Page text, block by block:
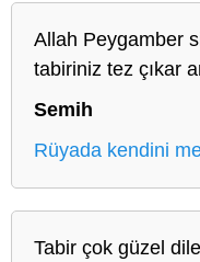
Allah Peygamber
tabiriniz tez çıkar
Semih
Rüyada kendini
Tabir çok güzel